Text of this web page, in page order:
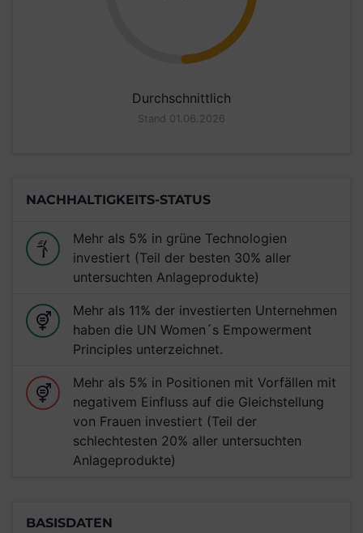
Durchschnittlich
Stand 01.06.2026
NACHHALTIGKEITS-STATUS
Mehr als 5% in grüne Technologien
investiert (Teil der besten 30% aller
untersuchten Anlageprodukte)
Mehr als 11% der investierten Unternehmen
haben die UN Women´s Empowerment
Principles unterzeichnet.
Mehr als 5% in Positionen mit Vorfällen mit
negativem Einfluss auf die Gleichstellung
von Frauen investiert (Teil der
schlechtesten 20% aller untersuchten
Anlageprodukte)
BASISDATEN